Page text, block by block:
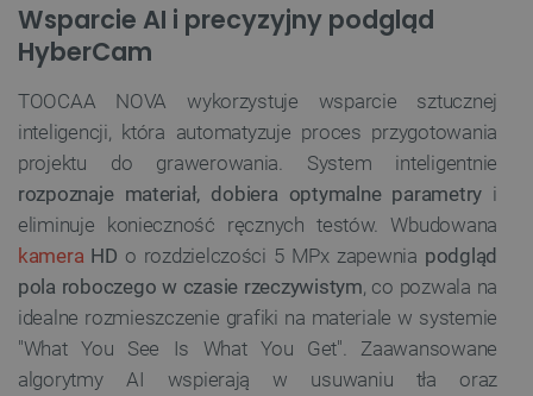
Wsparcie AI i precyzyjny podgląd
HyberCam
TOOCAA NOVA wykorzystuje wsparcie sztucznej
inteligencji, która automatyzuje proces przygotowania
projektu do grawerowania. System inteligentnie
rozpoznaje materiał, dobiera optymalne parametry i
eliminuje konieczność ręcznych testów. Wbudowana
kamera HD o rozdzielczości 5 MPx zapewnia podgląd
pola roboczego w czasie rzeczywistym, co pozwala na
idealne rozmieszczenie grafiki na materiale w systemie
"What You See Is What You Get". Zaawansowane
algorytmy AI wspierają w usuwaniu tła oraz